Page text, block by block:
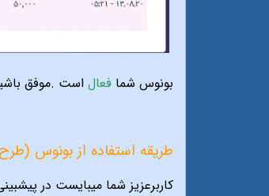
بونوس شما فعالاست .موفق
طریقه استفاده از بونوس